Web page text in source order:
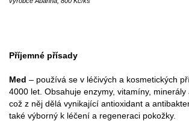
Příjemné přísady
Med – používá se v léčivých a kosmetických
4000 let. Obsahuje enzymy, vitamíny, minerály
což z něj dělá vynikající antioxidant a
také výborný k léčení a regeneraci pokožky.